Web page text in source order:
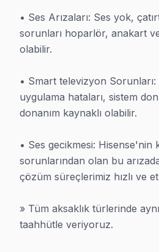
Adres: İstanbul,Türkiye| TR
Hisense TV İçin
Ücretsiz arıza
Servis Hattı: 0850 811
WhatsApp Destek
• Ses Arızaları: Ses yok,
sorunları hoparlör, anakart
olabilir.
• Smart televizyon Sorunları:
uygulama hataları, sistem
donanım kaynaklı olabilir.
• Ses gecikmesi: Hisense'nin
sorunlarından olan bu
çözüm süreçlerimiz hızlı ve
» Tüm aksaklık türlerinde
taahhütle veriyoruz.